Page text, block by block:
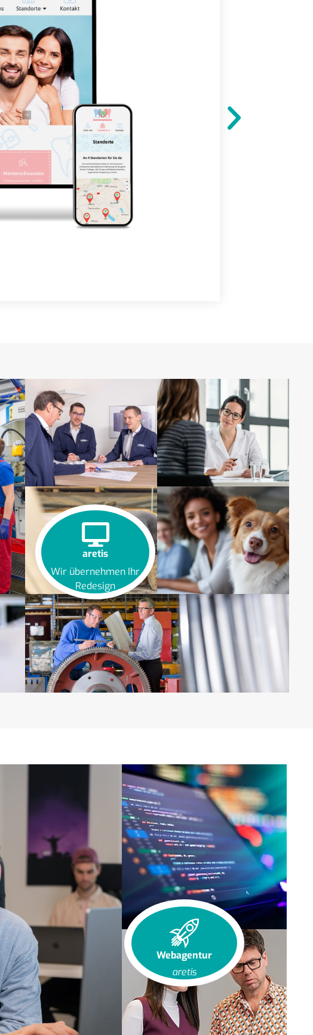
aretis
Wir übernehmen Ihr
Redesign
Webagentur
aretis